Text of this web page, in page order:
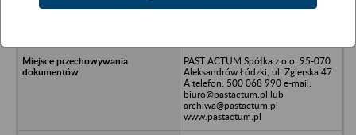
Hawajski Tytoń Sp. z o.o. 44-100
PAST ACTUM Spółka z o.o. 95-070
Aleksandrów Łódzki, ul. Zgierska 47
A telefon: 500 068 990 e-mail:
biuro@pastactum.pl lub
archiwa@pastactum.pl
www.pastactum.pl